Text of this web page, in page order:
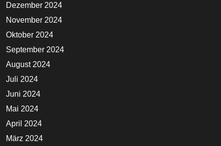
Dezember 2024
November 2024
Oktober 2024
September 2024
August 2024
Juli 2024
Juni 2024
Mai 2024
April 2024
März 2024